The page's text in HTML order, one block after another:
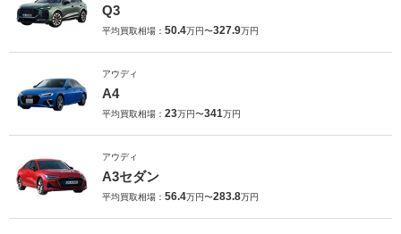
Q3
平均買取相場： 50.4万円〜327.9万円
アウディ
A4
平均買取相場： 23万円〜341万円
アウディ
A3セダン
平均買取相場： 56.4万円〜283.8万円